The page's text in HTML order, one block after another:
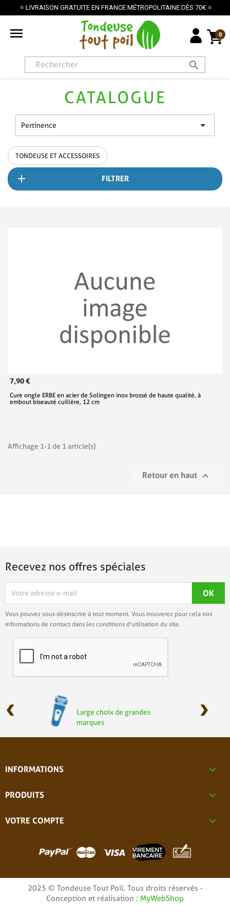
⭐ LIVRAISON GRATUITE EN FRANCE MÉTROPOLITAINE DÈS 70€ ⭐
 0
search
CATALOGUE
Pertinence 
TONDEUSE ET ACCESSOIRES
FILTRER
7,90 €
Cure ongle ERBE en acier de Solingen inox brossé de haute qualité, à
embout biseauté cuillère, 12 cm
Affichage 1-1 de 1 article(s)
Retour en haut 
Recevez nos offres spéciales
Vous pouvez vous désinscrire à tout moment. Vous trouverez pour cela nos
informations de contact dans les conditions d'utilisation du site.
Large choix de grandes
marques
‹ ›
INFORMATIONS 
PRODUITS 
VOTRE COMPTE 
2025 © Tondeuse Tout Poil. Tous droits réservés -
Conception et réalisation : MyWebShop